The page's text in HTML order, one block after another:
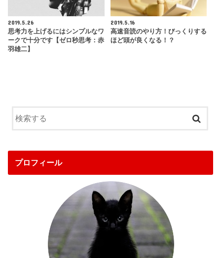
2019.5.26
思考力を上げるにはシンプルなワ
ークで十分です【ゼロ秒思考：赤
羽雄二】
2019.5.16
高速音読のやり方！びっくりする
ほど頭が良くなる！？
プロフィール